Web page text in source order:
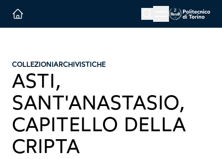
Menu button
COLLEZIONIARCHIVISTICHE
ASTI,
SANT'ANASTASIO,
CAPITELLO DELLA
CRIPTA